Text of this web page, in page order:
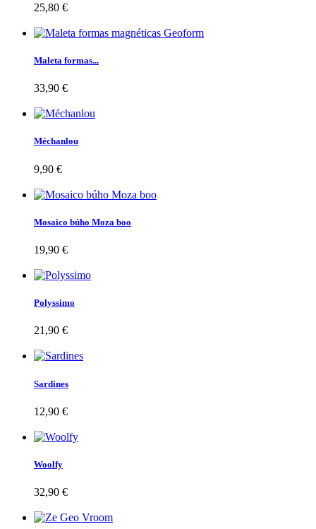
25,80 €
Maleta formas...
33,90 €
Méchanlou
9,90 €
Mosaico búho Moza boo
19,90 €
Polyssimo
21,90 €
Sardines
12,90 €
Woolfy
32,90 €